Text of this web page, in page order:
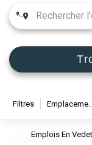
Filtres
Emplois En